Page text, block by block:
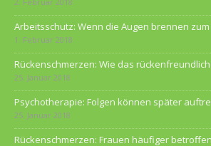
Arbeitsschutz: Wenn die Augen brennen
1. Februar 2018
Rückenschmerzen: Wie das
25. Januar 2018
Psychotherapie: Folgen können später
25. Januar 2018
Rückenschmerzen: Frauen häufiger